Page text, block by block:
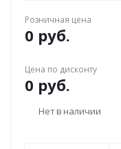
Розничная цена
0 руб.
Цена по дисконту
0 руб.
Нет в наличии